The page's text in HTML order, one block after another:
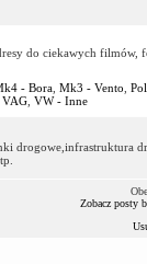
do ciekawych filmów,
- Bora Mk3 - Vento
VAG VW - Inne
drogowe,infrastruktura
Zobacz posty